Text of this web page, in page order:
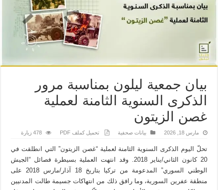
بيان جمعية ليلون بمناسبة مرور
الذكرى السنوية الثامنة لعملية
غصن الزيتون
مارس 18, 2026 بيانات صحفية تحميل كملف PDF 478 زيارة
تحلّ اليوم الذكرى السنوية الثامنة لعملية “غصن الزيتون” التي انطلقت في
20 كانون الثاني/يناير 2018. وقد انتهت العملية بسيطرة فصائل “الجيش
الوطني السوري” المدعومة من تركيا بتاريخ 18 آذار/مارس 2018 على
منطقة عفرين السورية، وما رافق ذلك من انتهاكات جسيمة طالت المدنيين